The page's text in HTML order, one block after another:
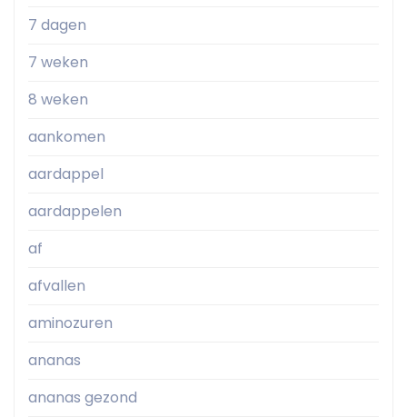
7 dagen
7 weken
8 weken
aankomen
aardappel
aardappelen
af
afvallen
aminozuren
ananas
ananas gezond